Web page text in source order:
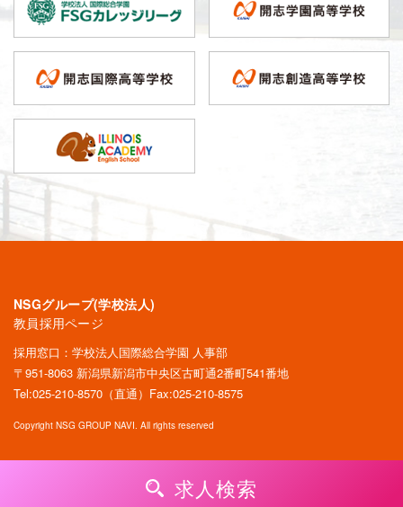
求人検索
NSGグループ(学校法人)
教員採用ページ
採用窓口：学校法人国際総合学園 人事部
〒951-8063 新潟県新潟市中央区古町通2番町541番地
Tel:025-210-8570 （直通）Fax:025-210-8575
Copyright NSG GROUP NAVI. All rights reserved